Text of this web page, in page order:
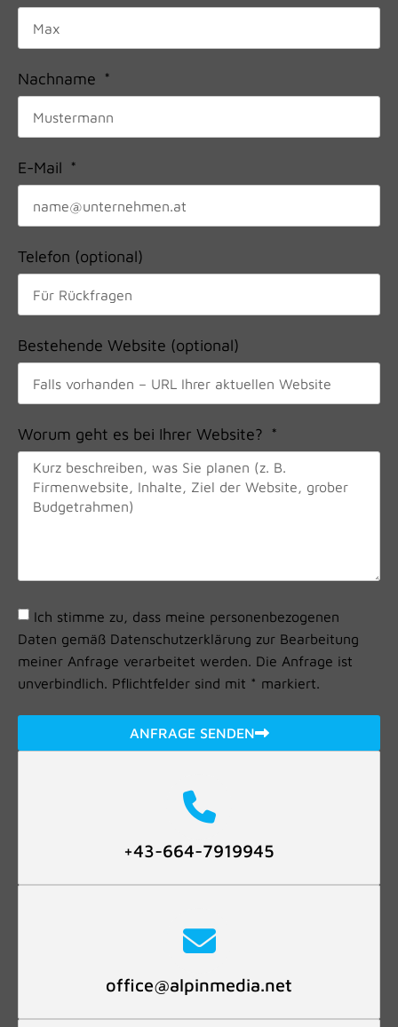
+43-664-7919945
office@alpinmedia.net
Nachname
E-Mail
Telefon (optional)
Bestehende Website (optional)
Worum geht es bei Ihrer Website?
Ich stimme zu, dass meine personenbezogenen
Daten gemäß Datenschutzerklärung zur Bearbeitung
meiner Anfrage verarbeitet werden. Die Anfrage ist
unverbindlich. Pflichtfelder sind mit * markiert.
ANFRAGE SENDEN